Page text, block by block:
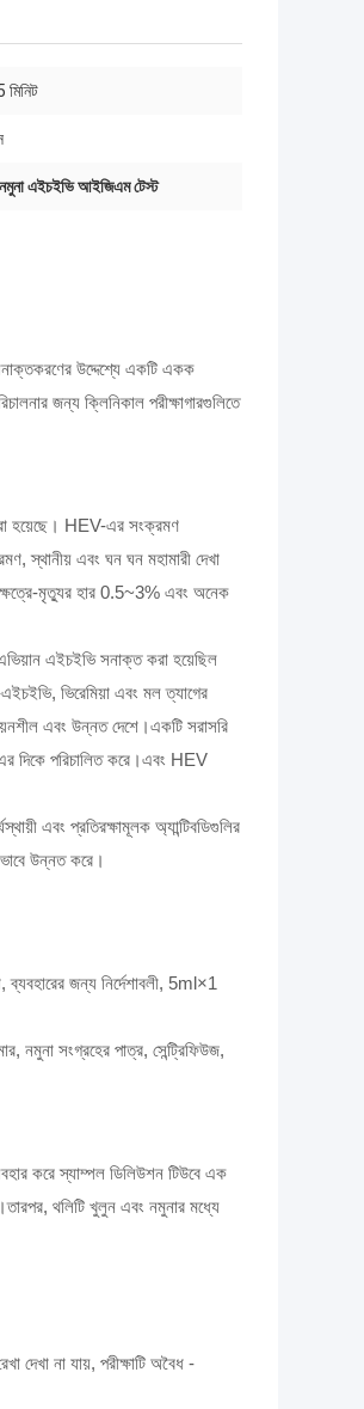
নমুনা এইচইভি আইজিএম টেস্ট
উদ্দেশ্যে একটি একক
জন্য ক্লিনিকাল পরীক্ষাগারগুলিতে
হয়েছে। HEV-এর সংক্রমণ
স্থানীয় এবং ঘন ঘন মহামারী দেখা
ক্ষেত্রে-মৃত্যুর হার 0.5~3% এবং অনেক
এইচইভি সনাক্ত করা হয়েছিল
ভিরেমিয়া এবং মল ত্যাগের
এবং উন্নত দেশে।একটি সরাসরি
এর দিকে পরিচালিত করে।এবং HEV
এবং প্রতিরক্ষামূলক অ্যান্টিবডিগুলির
উন্নত করে।
জন্য নির্দেশাবলী, 5ml×1
নমুনা সংগ্রহের পাত্র, সেন্ট্রিফিউজ,
করে স্যাম্পল ডিলিউশন টিউবে এক
থলিটি খুলুন এবং নমুনার মধ্যে
দেখা না যায়, পরীক্ষাটি অবৈধ -